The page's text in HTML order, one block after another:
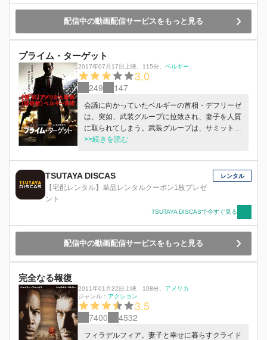
配信中の動画配信サービスをもっと見る
プライム・ターゲット
2017年07月17日上映 115分 ベルギー
3.0
249 147
会議に向かっていたベルギーの首相・デフリーゼ
は、突如、武装グループに拉致され、妻子を人質
に取られてしまう。武装グループは、サミット開
催中にアメリカ大統領を殺害するよう命じる。デ
うが…。
>>続きを読む
TSUTAYA DISCAS
【宅配レンタル】単品レンタルクーポン1枚プレゼ
ント
レンタル
TSUTAYA DISCASで今すぐ見る
配信中の動画配信サービスをもっと見る
完全なる報復
2011年01月22日上映 108分
アメリカ
ジャンル： アクション
3.5
7400 4532
フィラデルフィア。妻子と幸せに暮らすクライド